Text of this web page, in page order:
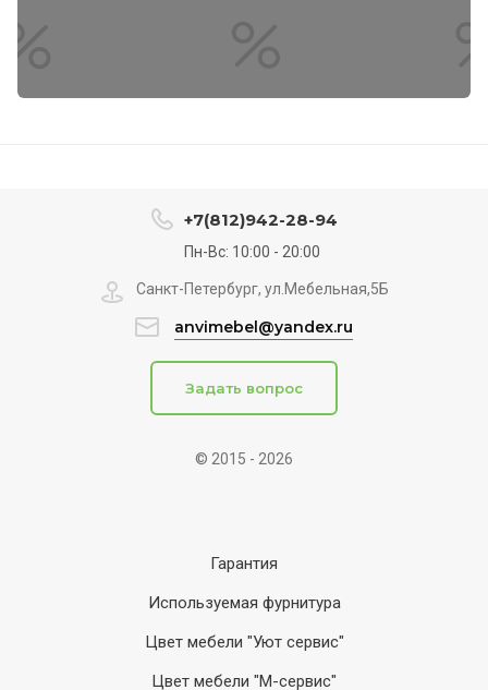
© 2015 - 2026
+7(812)942-28-94
Пн-Вс: 10:00 - 20:00
Санкт-Петербург, ул.Мебельная,5Б
anvimebel@yandex.ru
Задать вопрос
Гарантия
Используемая фурнитура
Цвет мебели "Уют сервис"
Цвет мебели "М-сервис"